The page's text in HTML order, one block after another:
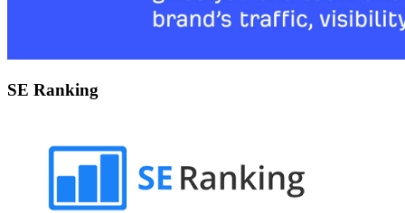
SE Ranking